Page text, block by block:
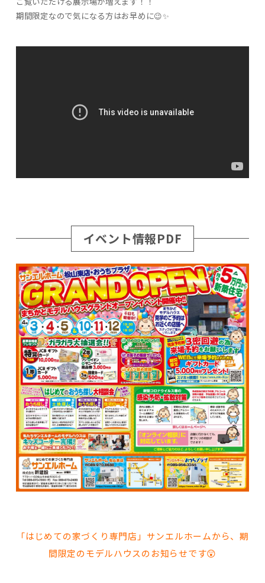
期間限定なので気になる方はお早めに😉✨
イベント情報PDF
「はじめての家づくり専門店」サンエルホームから、期
間限定のモデルハウスのお知らせです😲